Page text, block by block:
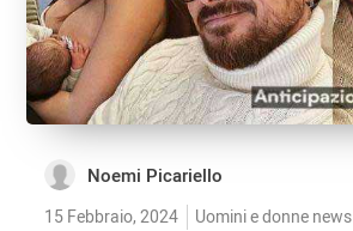
Noemi Picariello
15 Febbraio, 2024 Uomini e donne news